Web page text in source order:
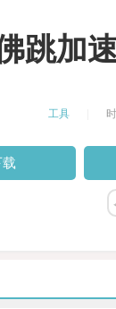
跳加
工具